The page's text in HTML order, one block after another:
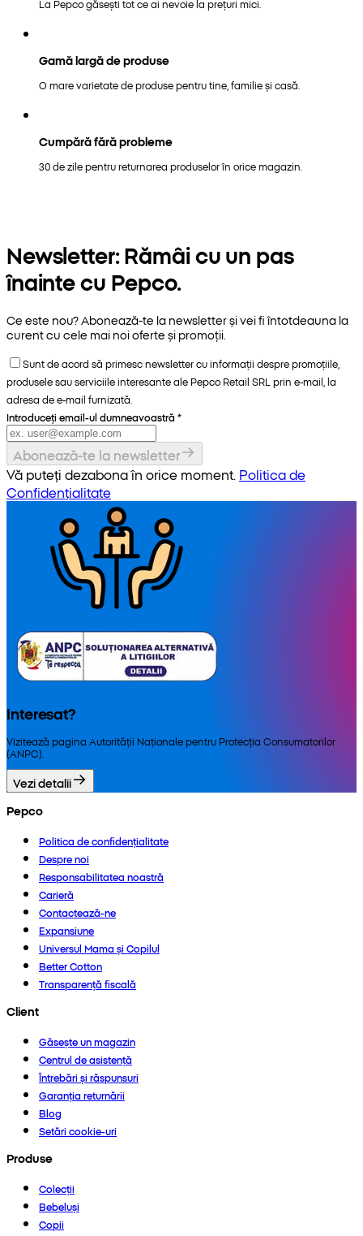
La Pepco găsești tot ce ai nevoie la prețuri mici.
Gamă largă de produse
O mare varietate de produse pentru tine, familie și casă.
Cumpără fără probleme
30 de zile pentru returnarea produselor în orice magazin.
Newsletter: Rămâi cu un pas
înainte cu Pepco.
Ce este nou? Abonează-te la newsletter și vei fi întotdeauna la
curent cu cele mai noi oferte și promoții.
Sunt de acord să primesc newsletter cu informații despre promoțiile,
produsele sau serviciile interesante ale Pepco Retail SRL prin e-mail, la
adresa de e-mail furnizată.
Introduceți email-ul dumneavoastră *
Abonează-te la newsletter
Vă puteți dezabona în orice moment. Politica de
Confidențialitate
Interesat?
Vizitează pagina Autorității Naționale pentru Protecția Consumatorilor
(ANPC).
Vezi detalii
Pepco
Politica de confidențialitate
Despre noi
Responsabilitatea noastră
Carieră
Contactează-ne
Expansiune
Universul Mama și Copilul
Better Cotton
Transparență fiscală
Client
Găsește un magazin
Centrul de asistență
Întrebări și răspunsuri
Garanția returnării
Blog
Setări cookie-uri
Produse
Colecții
Bebeluși
Copii